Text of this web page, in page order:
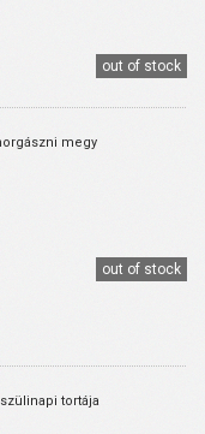
out of stock
megy
out of stock
tortája